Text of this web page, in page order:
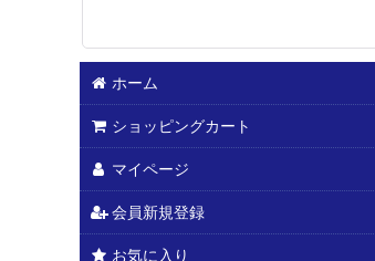
ホーム
ショッピングカート
マイページ
会員新規登録
お気に入り